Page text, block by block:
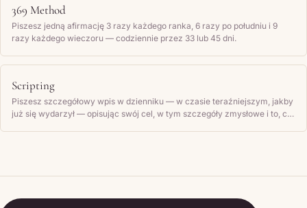
369 Method
Piszesz jedną afirmację 3 razy każdego ranka, 6 razy po południu i 9
razy każdego wieczoru — codziennie przez 33 lub 45 dni.
Scripting
Piszesz szczegółowy wpis w dzienniku — w czasie teraźniejszym, jakby
już się wydarzył — opisując swój cel, w tym szczegóły zmysłowe i to, co